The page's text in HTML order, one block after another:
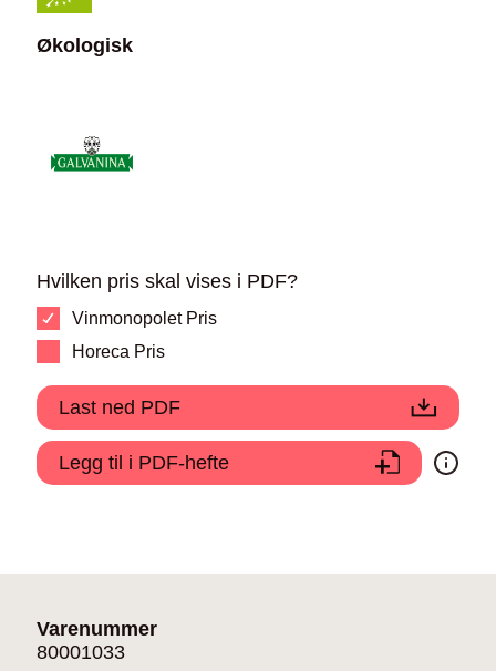
Økologisk
Hvilken pris skal vises i PDF?
Vinmonopolet Pris
Horeca Pris
Last ned PDF
Legg til i PDF-hefte
Varenummer
80001033